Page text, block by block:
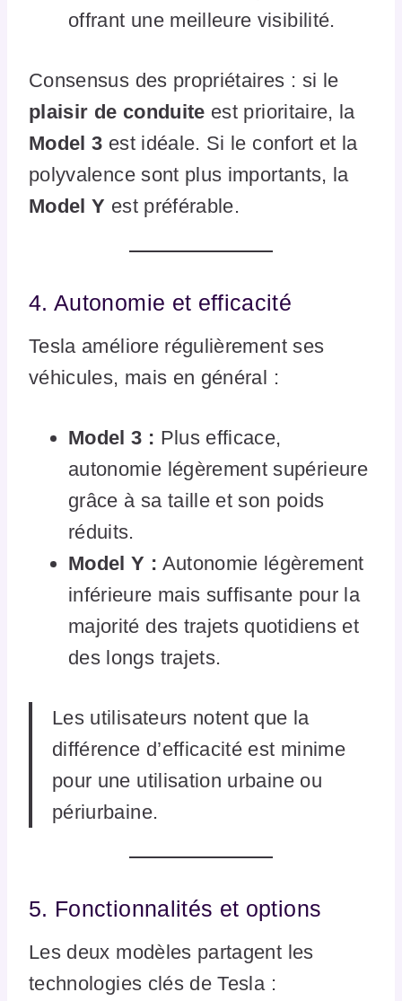
offrant une meilleure visibilité.
Consensus des propriétaires : si le
plaisir de conduite est prioritaire, la
Model 3 est idéale. Si le confort et la
polyvalence sont plus importants, la
Model Y est préférable.
4. Autonomie et efficacité
Tesla améliore régulièrement ses
véhicules, mais en général :
Model 3 : Plus efficace,
autonomie légèrement supérieure
grâce à sa taille et son poids
réduits.
Model Y : Autonomie légèrement
inférieure mais suffisante pour la
majorité des trajets quotidiens et
des longs trajets.
Les utilisateurs notent que la
différence d’efficacité est minime
pour une utilisation urbaine ou
périurbaine.
5. Fonctionnalités et options
Les deux modèles partagent les
technologies clés de Tesla :